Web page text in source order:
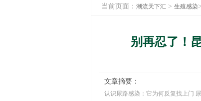
当前页面： 潮流天下汇 > 生殖感染>
别再忍了！
文章摘要：
认识尿路感染：它为何反复找上门